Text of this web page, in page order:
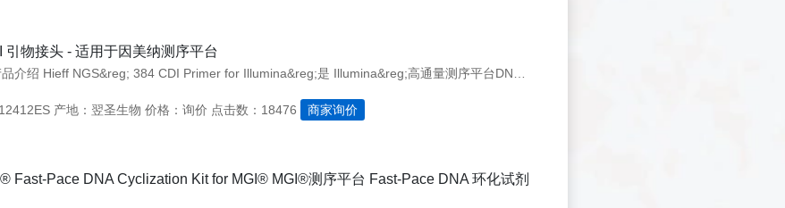
引物接头 - 适用于因美纳测序平台
产地：翌圣生物 价格：询价 点击数：18476 商家询价
Fast-Pace DNA Cyclization Kit for MGI® MGI®测序平台 Fast-Pace DNA 环化试剂